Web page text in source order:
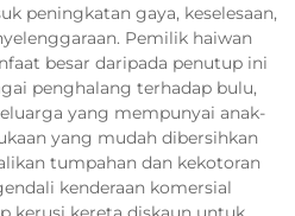
peningkatan gaya, keselesaan,
Pemilik haiwan
besar daripada penutup ini
penghalang terhadap bulu,
yang mempunyai anak-
yang mudah dibersihkan
tumpahan dan kekotoran
kenderaan komersial